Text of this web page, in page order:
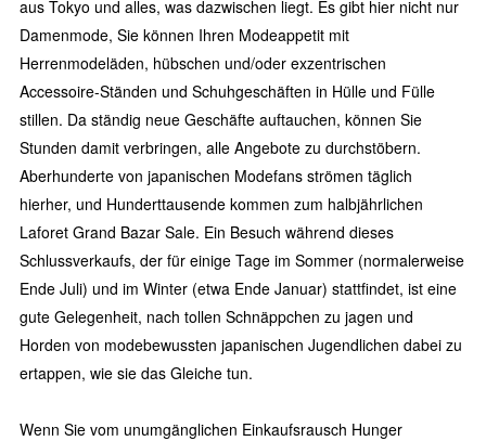
aus Tokyo und alles, was dazwischen liegt. Es gibt hier nicht nur
Damenmode, Sie können Ihren Modeappetit mit
Herrenmodeläden, hübschen und/oder exzentrischen
Accessoire-Ständen und Schuhgeschäften in Hülle und Fülle
stillen. Da ständig neue Geschäfte auftauchen, können Sie
Stunden damit verbringen, alle Angebote zu durchstöbern.
Aberhunderte von japanischen Modefans strömen täglich
hierher, und Hunderttausende kommen zum halbjährlichen
Laforet Grand Bazar Sale. Ein Besuch während dieses
Schlussverkaufs, der für einige Tage im Sommer (normalerweise
Ende Juli) und im Winter (etwa Ende Januar) stattfindet, ist eine
gute Gelegenheit, nach tollen Schnäppchen zu jagen und
Horden von modebewussten japanischen Jugendlichen dabei zu
ertappen, wie sie das Gleiche tun.
Wenn Sie vom unumgänglichen Einkaufsrausch Hunger